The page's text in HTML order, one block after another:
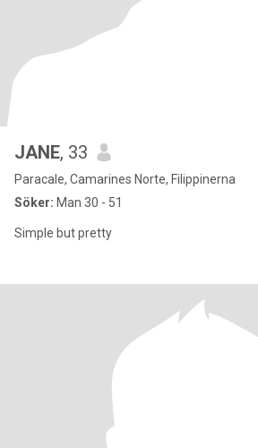
JANE, 33
Paracale, Camarines Norte, Filippinerna
Söker: Man 30 - 51
Simple but pretty